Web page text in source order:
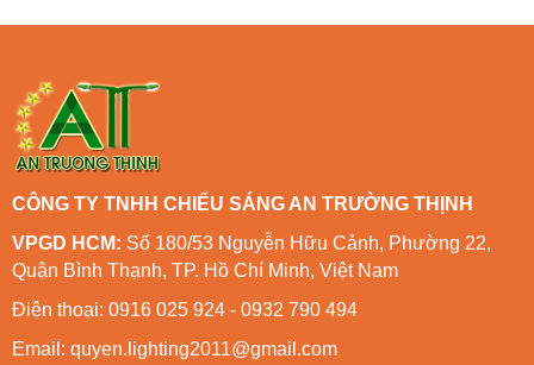
CÔNG TY TNHH CHIẾU SÁNG AN TRƯỜNG THỊNH
VPGD HCM: Số 180/53 Nguyễn Hữu Cảnh, Phường 22,
Quận Bình Thạnh, TP. Hồ Chí Minh, Việt Nam
Điện thoại: 0916 025 924 - 0932 790 494
Email: quyen.lighting2011@gmail.com